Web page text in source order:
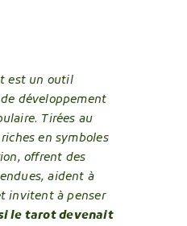
est un outil
développement
Tirées au
en symboles
offrent des
aident à
invitent à penser
le tarot devenait